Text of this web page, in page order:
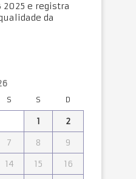
2025 e registra
da
S S D
1
2
7 8
9
14 15
16